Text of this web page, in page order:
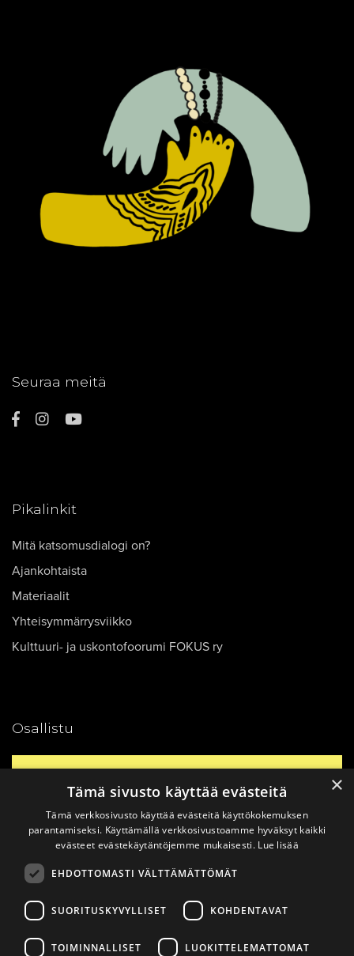
Seuraa meitä
Pikalinkit
Mitä katsomusdialogi on?
Ajankohtaista
Materiaalit
Yhteisymmärrysviikko
Kulttuuri- ja uskontofoorumi FOKUS ry
Osallistu
Yhteystiedot
Ajankohtaista
Vinkkaa materiaali!
×
Tämä sivusto käyttää evästeitä
Tämä verkkosivusto käyttää evästeitä käyttökokemuksen
parantamiseksi. Käyttämällä verkkosivustoamme hyväksyt kaikki
evästeet evästekäytäntöjemme mukaisesti. Lue lisää
EHDOTTOMASTI VÄLTTÄMÄTTÖMÄT
SUORITUSKYVYLLISET KOHDENTAVAT
TOIMINNALLISET LUOKITTELEMATTOMAT